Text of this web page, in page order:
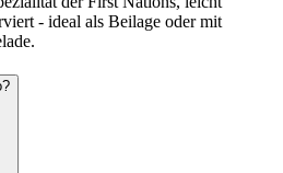
- ideal als Beilage oder mit